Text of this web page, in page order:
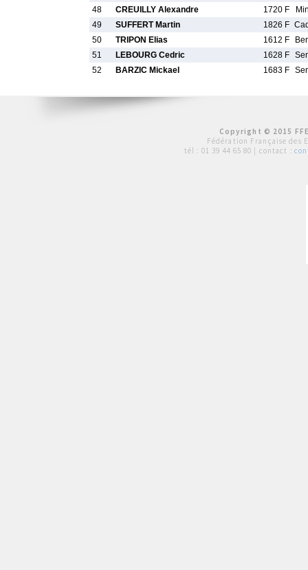
48
CREUILLY Alexandre 1720 F
49
SUFFERT Martin 1826 F
50
TRIPON Elias 1612 F
51
LEBOURG Cedric 1628 F
52
BARZIC Mickael 1683 F
Copyright © 2015
Fédération Française des
tél : 01 39 44 65 80 | contact :